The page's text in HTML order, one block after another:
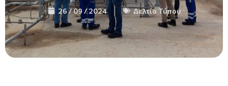
26 / 09 / 2024 Δελτία Τύπου